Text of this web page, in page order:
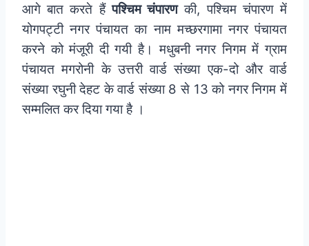
आगे बात करते हैंपश्चिम चंपारणकी, पश्चिम चंपारण में
योगपट्टी नगर पंचायत का नाम मच्छरगामा नगर पंचायत
करने को मंजूरी दी गयी है। मधुबनी नगर निगम में ग्राम
पंचायत मगरोनी के उत्तरी वार्ड संख्या एक-दो और वार्ड
संख्या रघुनी देहट के वार्ड संख्या 8 से 13 को नगर निगम में
सम्मलित कर दिया गया है ।